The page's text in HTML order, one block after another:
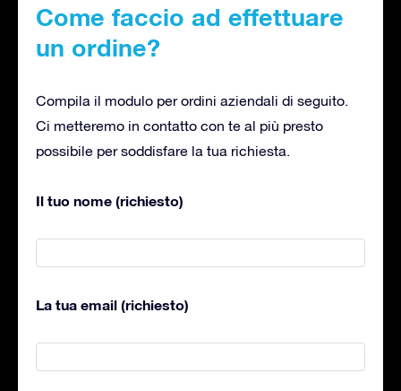
Come faccio ad effettuare
un ordine?
Compila il modulo per ordini aziendali di seguito.
Ci metteremo in contatto con te al più presto
possibile per soddisfare la tua richiesta.
Il tuo nome (richiesto)
La tua email (richiesto)